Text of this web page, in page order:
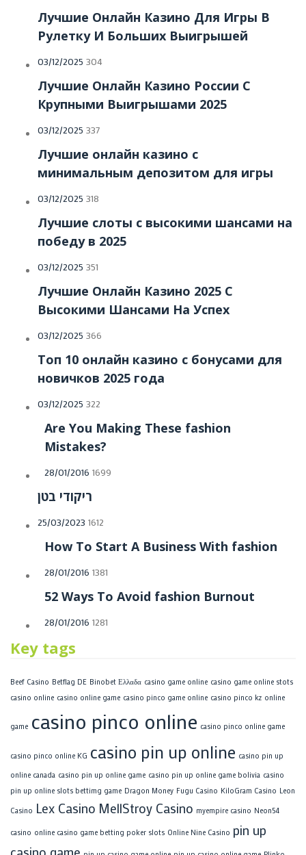
Лучшие Онлайн Казино Для Игры В
Рулетку И Больших Выигрышей
03/12/2025 304
Лучшие Онлайн Казино России С
Крупными Выигрышами 2025
03/12/2025 337
Лучшие онлайн казино с
минимальным депозитом для игры
03/12/2025 318
Лучшие слоты с высокими шансами на
победу в 2025
03/12/2025 351
Лучшие Онлайн Казино 2025 С
Высокими Шансами На Успех
03/12/2025 366
Топ 10 онлайн казино с бонусами для
новичков 2025 года
03/12/2025 322
Are You Making These fashion
Mistakes?
28/01/2016 1699
ריקודי בטן
25/03/2023 1612
How To Start A Business With fashion
28/01/2016 1381
52 Ways To Avoid fashion Burnout
28/01/2016 1281
Key tags
Beef Casino Betflag DE Binobet Ελλαδα casino game online casino game online stots
casino online casino online game casino pinco game online casino pinco kz online
game casino pinco online casino pinco online game
casino pinco online KG casino pin up online casino pin up
online canada casino pin up online game casino pin up online game bolivia casino
pin up online slots bettimg game Dragon Money Fugu Casino KiloGram Casino Leon
Casino Lex Casino MellStroy Casino myempire casino Neon54
casino online casino game betting poker slots Online Nine Casino pin up